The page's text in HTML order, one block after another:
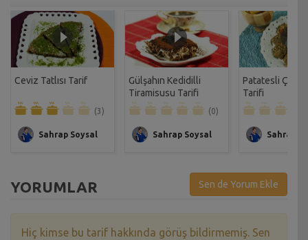
Ceviz Tatlısı Tarif
(3)
Sahrap Soysal
Gülşahın Kedidilli
Tiramisusu Tarifi
(0)
Sahrap Soysal
Patatesli Çıtır
Tarifi
Sahrap
YORUMLAR Sen de Yorum Ekle
Hiç kimse bu tarif hakkında görüş bildirmemiş. Sen